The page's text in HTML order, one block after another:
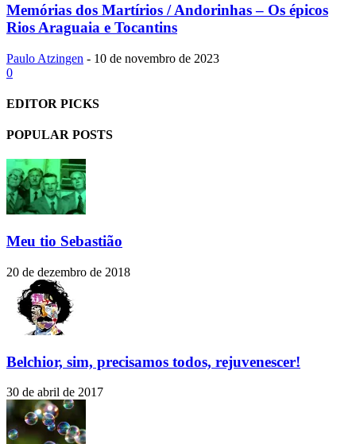
Memórias dos Martí­rios / Andorinhas – Os épicos
Rios Araguaia e Tocantins
Paulo Atzingen - 10 de novembro de 2023
0
EDITOR PICKS
POPULAR POSTS
Meu tio Sebastião
20 de dezembro de 2018
Belchior, sim, precisamos todos, rejuvenescer!
30 de abril de 2017